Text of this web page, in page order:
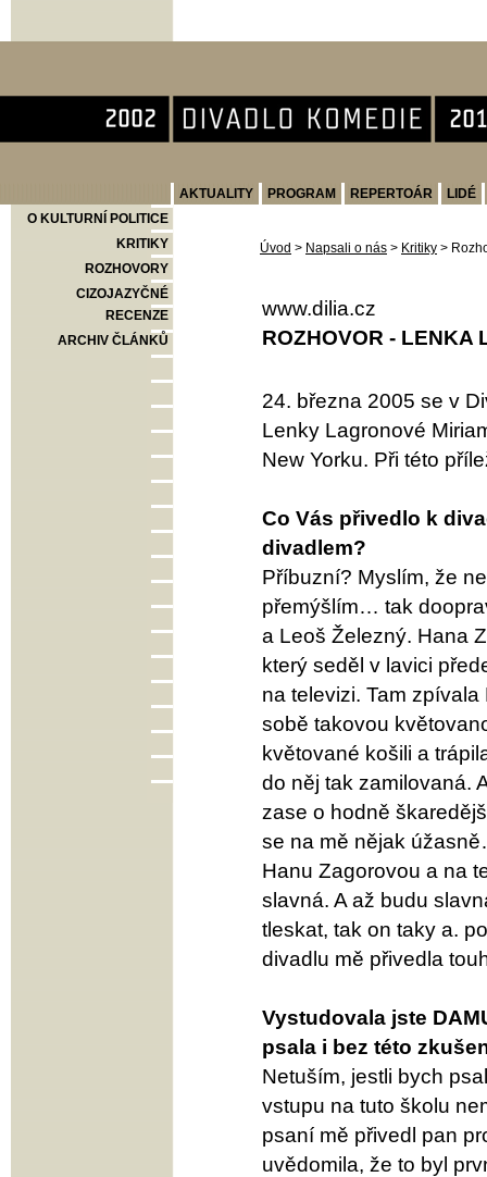
AKTUALITY PROGRAM REPERTOÁR
LIDÉ
O KULTURNÍ POLITICE
KRITIKY
ROZHOVORY
CIZOJAZYČNÉ
RECENZE
ARCHIV ČLÁNKŮ
Úvod > Napsali o nás > Kritiky >
www.dilia.cz
ROZHOVOR - LENKA
24. března 2005 se v
Lenky Lagronové
New Yorku. Při této
Co Vás přivedlo k
divadlem?
Příbuzní? Myslím, že
přemýšlím… tak
a Leoš Železný. Hana
který seděl v lavici
na televizi. Tam
sobě takovou
květované košili a
do něj tak zamilovaná.
zase o hodně
se na mě nějak
Hanu Zagorovou a na
slavná. A až budu
tleskat, tak on taky a.
divadlu mě přivedla
Vystudovala jste
psala i bez této
Netuším, jestli bych
vstupu na tuto školu
psaní mě přivedl pan
uvědomila, že to byl